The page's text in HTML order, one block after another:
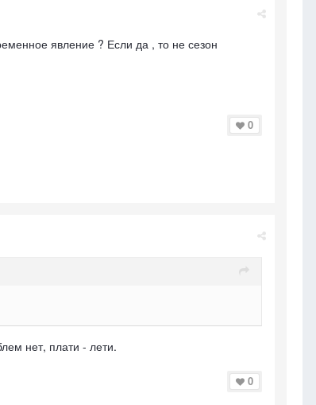
явление ? Если да , то не сезон
0
нет, плати - лети.
0